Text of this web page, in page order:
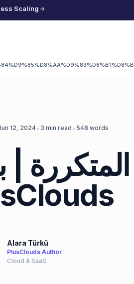
Scaling
12, 2024• 3 min read • 548 words
المتكررة
Alara Türkü
PlusClouds Author
Cloud & SaaS